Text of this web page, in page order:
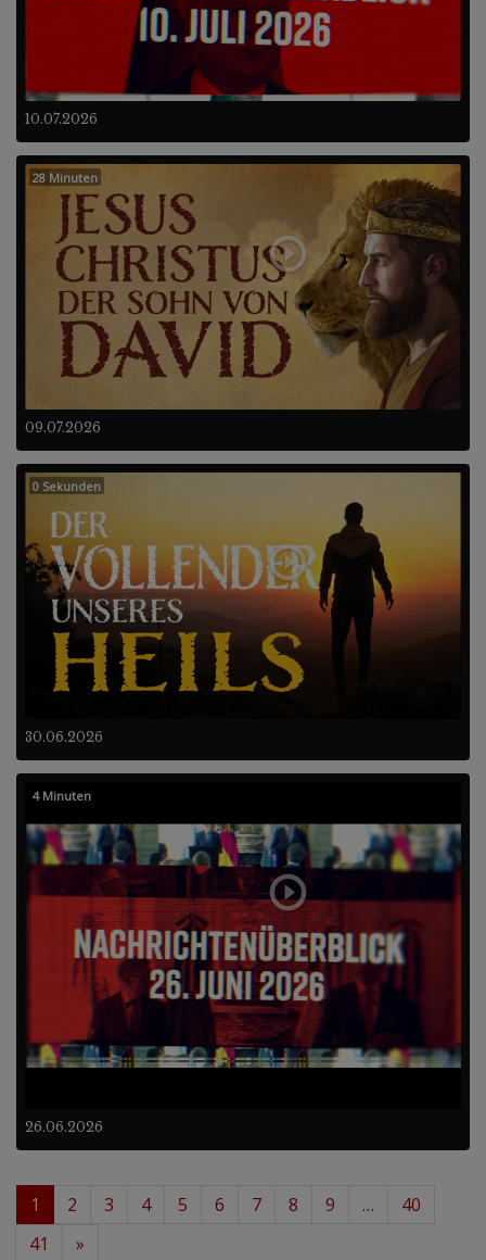
10.07.2026
09.07.2026
28 Minuten
30.06.2026
0 Sekunden
26.06.2026
4 Minuten
1 2 3 4 5 6 7 8 9 …
40
41
»